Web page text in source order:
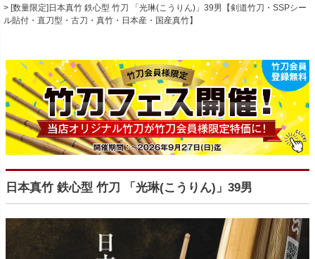
[数量限定]日本真竹 鉄心型 竹刀 「光琳(こうりん)」39男【剣道竹刀・SSPシー
ル貼付・直刀型・古刀・真竹・日本産・国産真竹】
日本真竹 鉄心型 竹刀 「光琳(こうりん)」39男